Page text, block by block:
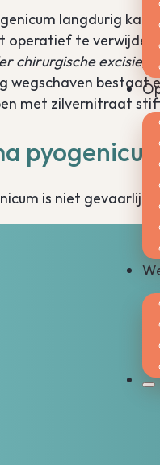
langdurig
te
chirurgische excisie)
wegschaven bestaat
met zilvernitraat
is niet gevaarlijk